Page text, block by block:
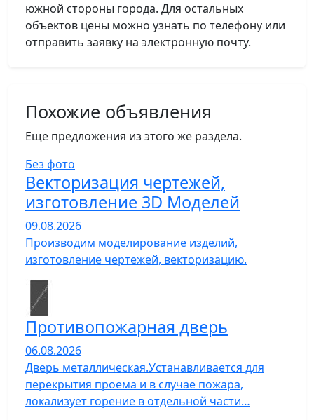
южной стороны города. Для остальных
объектов цены можно узнать по телефону или
отправить заявку на электронную почту.
Похожие объявления
Еще предложения из этого же раздела.
Без фото
Векторизация чертежей,
изготовление 3D Моделей
09.08.2026
Производим моделирование изделий,
изготовление чертежей, векторизацию.
Противопожарная дверь
06.08.2026
Дверь металлическая.Устанавливается для
перекрытия проема и в случае пожара,
локализует горение в отдельной части…